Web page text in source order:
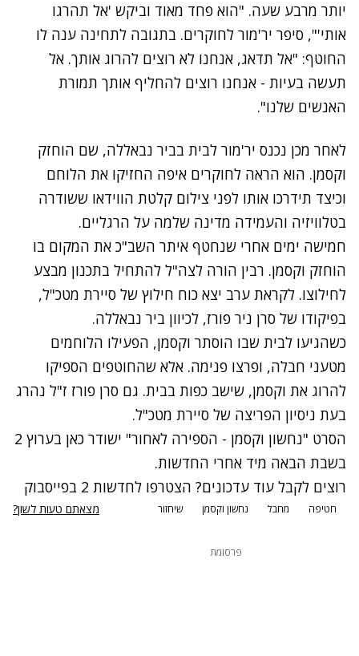
יותר מרבע שעה. "הוא פחד מאוד וביקש 'אל תהרגו
אותי'", סיפר יר'מור לחוקרים. בתגובה לתחינה ענה לו
החוטף: "אל תדאג, אנחנו לא רוצים להרוג אותך. אל
תעשה בעיות - אנחנו רוצים להחליף אותך תמורת
האנשים שלנו".
לאחר מכן נכנס יר'מור לבית בביר נבאללה, שם הוחזק
וקסמן. הוא הראה לחוקרים איפה החזיקו את הלוחם
וכיצד תידרכו אותו לפני צילום קלטת הווידאו ששודרה
בטלוויזיה והעמידה מדינה שלמה על הרגליים.
נסה שוב
חמישה ימים אחרי שנחטף איתר השב"כ את המקום בו
הוחזק וקסמן. רבין הורה לצה"ל להתחיל בתכנון מבצע
לחילוצו. לקראת ערב יצא כוח חילוץ של סיירת מטכ"ל,
בפיקודו של סרן ניר פורז, לכיוון ביר נבאללה.
כשהגיעו לבית שבו הוסתר וקסמן, הפעילו הלוחמים
מטעני חבלה, ופרצו פנימה. אלא שהחוטפים הספיקו
להרוג את וקסמן, שישב כפות בבית. גם סרן פורז ז"ל נהרג
בעת ניסיון הפריצה של סיירת מטכ"ל.
הסרט "נחשון וקסמן - הספירה לאחור" ישודר כאן בערוץ 2
בשבת הבאה מיד אחרי החדשות.
רוצים לקבל עוד עדכונים? הצטרפו לחדשות 2 בפייסבוק
חטיפה מחבל נחשון וקסמן שיחזור מצאתם טעות לשון?
פרסומת